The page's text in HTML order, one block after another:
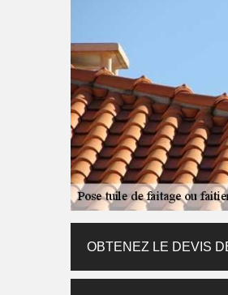
OBTENEZ LE DEVIS